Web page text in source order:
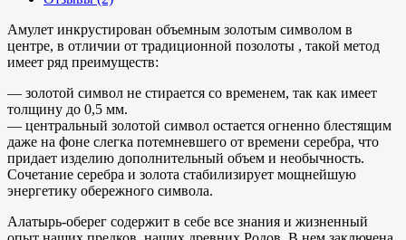
Амулет инкрустирован объемным золотым символом в
центре, в отличии от традиционной позолоты , такой метод
имеет ряд преимуществ:
— золотой символ не стирается со временем, так как имеет
толщину до 0,5 мм.
— центральный золотой символ остается огненно блестящим
даже на фоне слегка потемневшего от времени серебра, что
придает изделию дополнительный объем и необычность.
Сочетание серебра и золота стабилизирует мощнейшую
энергетику обережного символа.
Алатырь-оберег содержит в себе все знания и жизненный